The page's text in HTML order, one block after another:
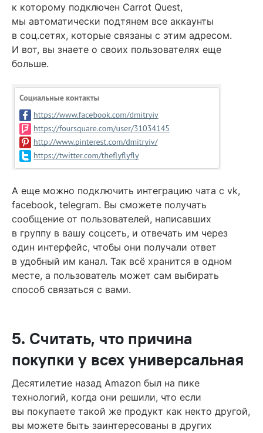
к которому подключен Carrot Quest,
мы автоматически подтянем все аккаунты
в соц.сетях, которые связаны с этим адресом.
И вот, вы знаете о своих пользователях еще
больше.
А еще можно подключить интеграцию чата с vk,
facebook, telegram. Вы сможете получать
сообщение от пользователей, написавших
в группу в вашу соцсеть, и отвечать им через
один интерфейс, чтобы они получали ответ
в удобный им канал. Так всё хранится в одном
месте, а пользователь может сам выбирать
способ связаться с вами.
5. Считать, что причина
покупки у всех универсальная
Десятилетие назад Amazon был на пике
технологий, когда они решили, что если
вы покупаете такой же продукт как некто другой,
вы можете быть заинтересованы в других